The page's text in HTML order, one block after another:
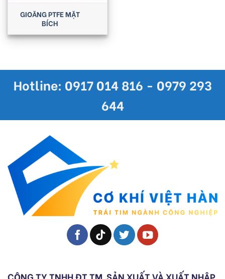
GIOĂNG PTFE MẶT
BÍCH
Hotline: 0917 014 816 - 0979 293
644
CÔNG TY TNHH ĐT TM SẢN XUẤT VÀ XUẤT NHẬP